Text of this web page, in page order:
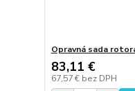
Opravná sada
83,11 €
67,57 € bez DPH